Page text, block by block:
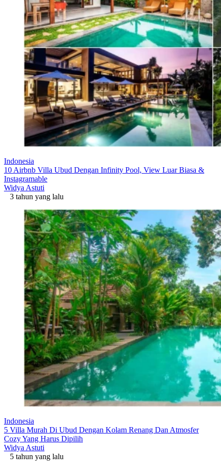
Indonesia
10 Airbnb Villa Ubud Dengan Infinity Pool, View Luar Biasa &
Instagramable
Widya Astuti
3 tahun yang lalu
Indonesia
5 Villa Murah Di Ubud Dengan Kolam Renang Dan Atmosfer
Cozy Yang Harus Dipilih
Widya Astuti
5 tahun yang lalu